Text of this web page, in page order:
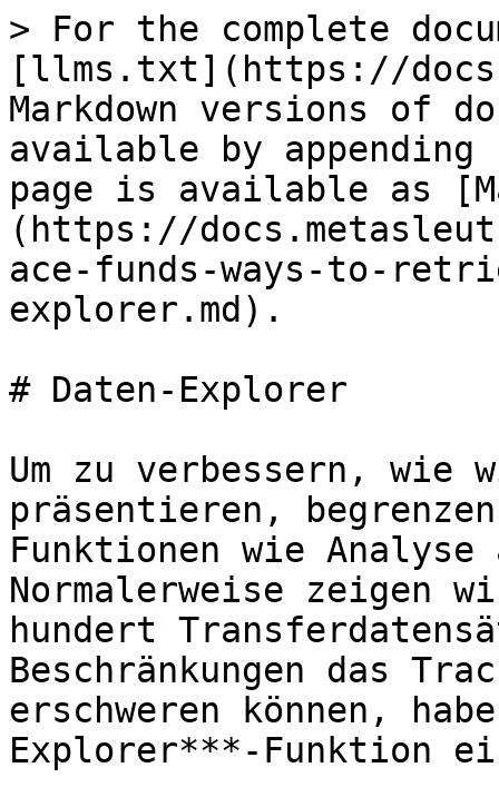
> For the complete
[llms.txt](https://
Markdown versions of
available by
page is available as
(https://
ace-funds-ways-to-
explorer.md).
# Daten-Explorer
Um zu verbessern, wie
präsentieren,
Funktionen wie Analyse
Normalerweise zeigen
hundert
Beschränkungen das
erschweren können,
Explorer***-Funktion